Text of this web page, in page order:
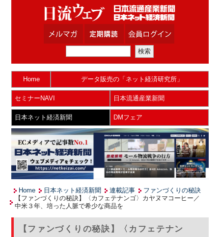
Home データ販売の「ネット経済研究所」
セミナーNAVI 日本流通産業新聞
日本ネット経済新聞 DMフェア
Home 日本ネット経済新聞 連載記事
ファンづくりの秘訣
【ファンづくりの秘訣】〈カフェテナンゴ〉カヤヌマコーヒー／
中米３年、培った人脈で希少な商品を
【ファンづくりの秘訣】〈カフェテナン